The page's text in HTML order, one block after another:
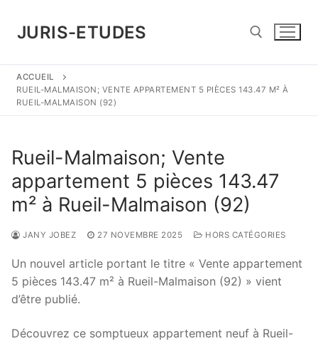
contenu
JURIS-ETUDES
Rechercher :
ACCUEIL
RUEIL-MALMAISON; VENTE APPARTEMENT 5 PIÈCES 143.47 M² À
RUEIL-MALMAISON (92)
Rueil-Malmaison; Vente
appartement 5 pièces 143.47
m² à Rueil-Malmaison (92)
JANY JOBEZ 27 NOVEMBRE 2025 HORS CATÉGORIES
Un nouvel article portant le titre « Vente appartement
5 pièces 143.47 m² à Rueil-Malmaison (92) » vient
d’être publié.
Découvrez ce somptueux appartement neuf à Rueil-